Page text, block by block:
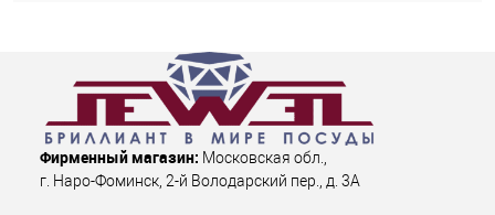
Фирменный магазин: Московская обл.,
г. Наро-Фоминск, 2-й Володарский пер., д. 3А